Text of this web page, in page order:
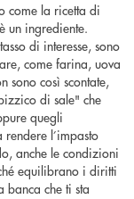
come la ricetta di
un ingrediente.
di interesse, sono
come farina, uova
sono così scontate,
di sale" che
quegli
l’impasto
anche le condizioni
equilibrano i diritti
che ti sta